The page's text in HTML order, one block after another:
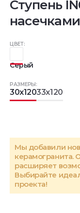
Ступень
ЦВЕТ:
Серый
РАЗМЕРЫ:
30x12033x120
Мы добавили
керамогранита.
расширяет
Выбирайте
проекта!